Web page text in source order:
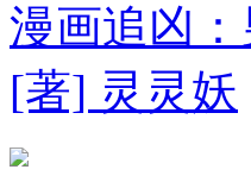
漫画追凶
[著] 灵灵妖